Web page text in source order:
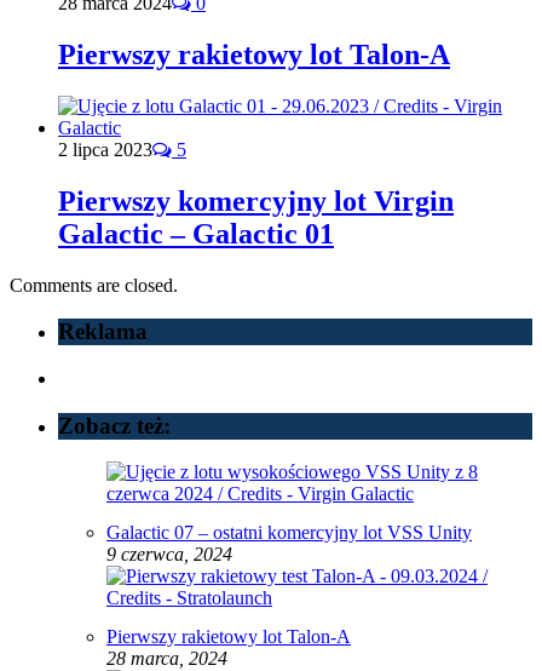
Pierwszy rakietowy lot Talon-A
2 lipca 2023 5
Pierwszy komercyjny lot Virgin
Galactic – Galactic 01
Comments are closed.
Reklama
Zobacz też:
Galactic 07 – ostatni komercyjny lot VSS Unity
9 czerwca, 2024
Pierwszy rakietowy lot Talon-A
28 marca, 2024